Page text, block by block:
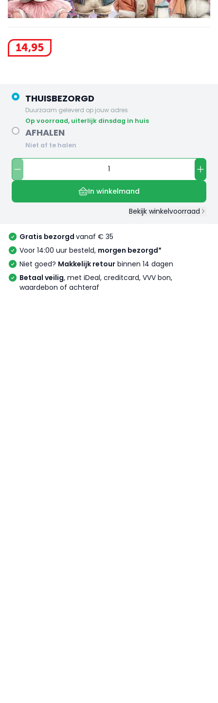
14,95
THUISBEZORGD
Duurzaam geleverd op jouw adres
op voorraad, uiterlijk dinsdag in huis
AFHALEN
Niet af te halen
In winkelmand
Bekijk winkelvoorraad
Gratis bezorgd vanaf € 35
Voor 14:00 uur besteld, morgen bezorgd*
Niet goed? Makkelijk retour binnen 14 dagen
Betaal veilig, met iDeal, creditcard, VVV bon,
waardebon of achteraf